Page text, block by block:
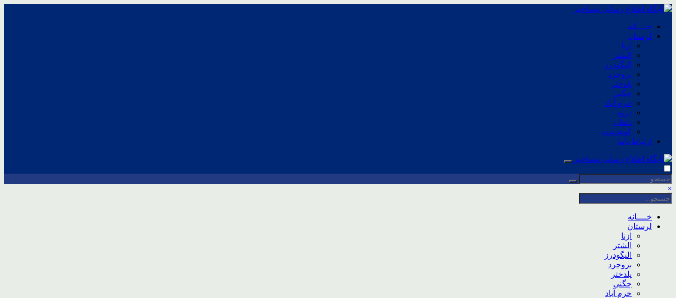
خــــانه
لرستان
ازنا
الشتر
الیگودرز
بروجرد
پلدختر
چگنی
خرم آباد
درود
دلفان
کوهدشت
ارتباط باما
×
خــــانه
لرستان
ازنا
الشتر
الیگودرز
بروجرد
پلدختر
چگنی
خرم آباد